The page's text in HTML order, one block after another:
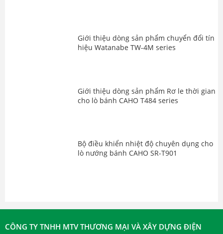
Giới thiệu dòng sản phẩm chuyển đổi tín
hiệu Watanabe TW-4M series
Giới thiệu dòng sản phẩm Rơ le thời gian
cho lò bánh CAHO T484 series
Bộ điều khiển nhiệt độ chuyên dụng cho
lò nướng bánh CAHO SR-T901
CÔNG TY TNHH MTV THƯƠNG MẠI VÀ XÂY DỰNG ĐIỆN